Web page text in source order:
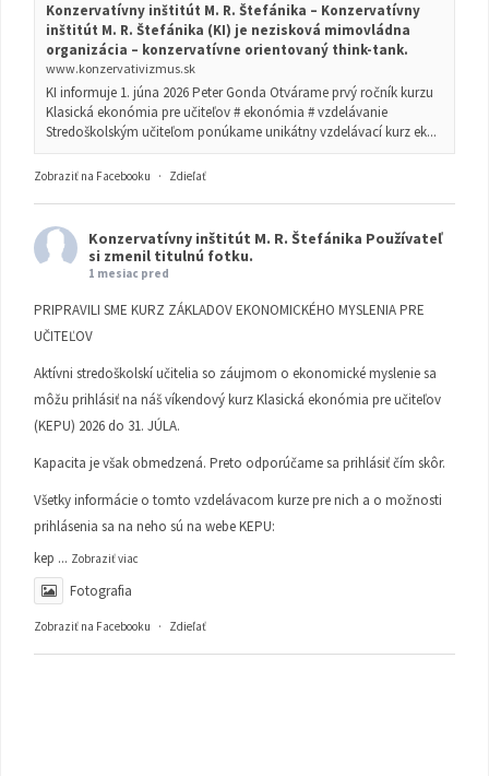
Konzervatívny inštitút M. R. Štefánika – Konzervatívny
inštitút M. R. Štefánika (KI) je nezisková mimovládna
organizácia – konzervatívne orientovaný think-tank.
www.konzervativizmus.sk
KI informuje 1. júna 2026 Peter Gonda Otvárame prvý ročník kurzu
Klasická ekonómia pre učiteľov # ekonómia # vzdelávanie
Stredoškolským učiteľom ponúkame unikátny vzdelávací kurz ek...
Zobraziť na Facebooku · Zdieľať
Konzervatívny inštitút M. R. Štefánika Používateľ
si zmenil titulnú fotku.
1 mesiac pred
PRIPRAVILI SME KURZ ZÁKLADOV EKONOMICKÉHO MYSLENIA PRE
UČITEĽOV
Aktívni stredoškolskí učitelia so záujmom o ekonomické myslenie sa
môžu prihlásiť na náš víkendový kurz Klasická ekonómia pre učiteľov
(KEPU) 2026 do 31. JÚLA.
Kapacita je však obmedzená. Preto odporúčame sa prihlásiť čím skôr.
Všetky informácie o tomto vzdelávacom kurze pre nich a o možnosti
prihlásenia sa na neho sú na webe KEPU:
kep ... Zobraziť viac
Fotografia
Zobraziť na Facebooku · Zdieľať